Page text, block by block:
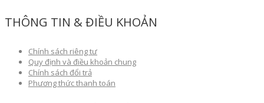
THÔNG TIN & ĐIỀU KHOẢN
Chính sách riêng tư
Quy định và điều khoản chung
Chính sách đổi trả
Phương thức thanh toán